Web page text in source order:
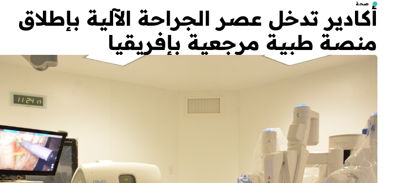
صحة
أكادير تدخل عصر الجراحة الآلية بإطلاق
منصة طبية مرجعية بإفريقيا